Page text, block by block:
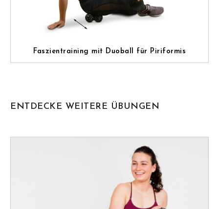
Faszientraining mit Duoball für Piriformis
ENTDECKE WEITERE ÜBUNGEN